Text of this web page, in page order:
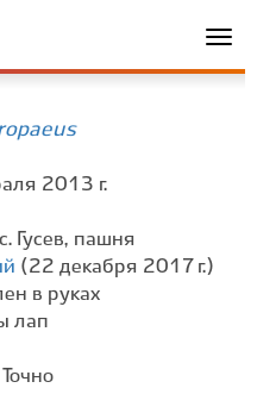
2013 г.
Гусев, пашня
(22 декабря 2017 г.)
в руках
лап
Точно